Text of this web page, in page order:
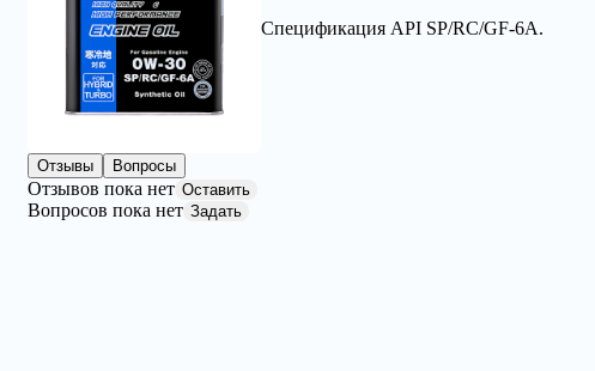
Спецификация API SP/RC/GF-6A.
Отзывы Вопросы
Отзывов пока нет Оставить
Вопросов пока нет Задать